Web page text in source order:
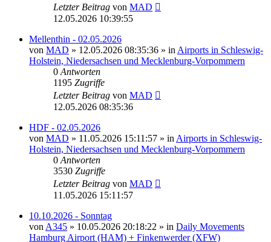
Letzter Beitrag von MAD
12.05.2026 10:39:55
Mellenthin - 02.05.2026
von MAD » 12.05.2026 08:35:36 » in Airports in Schleswig-
Holstein, Niedersachsen und Mecklenburg-Vorpommern
0 Antworten
1195 Zugriffe
Letzter Beitrag von MAD
12.05.2026 08:35:36
HDF - 02.05.2026
von MAD » 11.05.2026 15:11:57 » in Airports in Schleswig-
Holstein, Niedersachsen und Mecklenburg-Vorpommern
0 Antworten
3530 Zugriffe
Letzter Beitrag von MAD
11.05.2026 15:11:57
10.10.2026 - Sonntag
von A345 » 10.05.2026 20:18:22 » in Daily Movements
Hamburg Airport (HAM) + Finkenwerder (XFW)